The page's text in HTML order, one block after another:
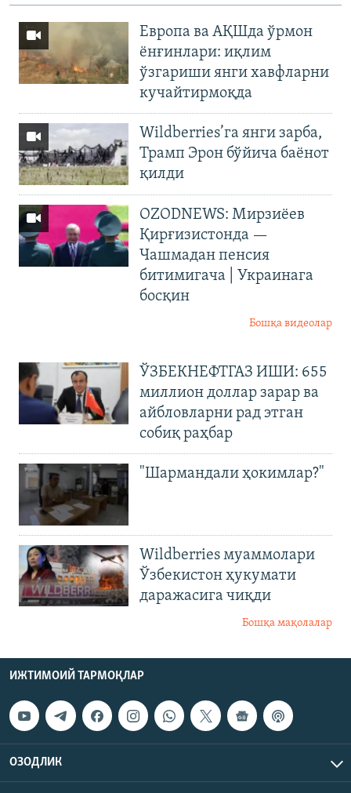
Европа ва АҚШда ўрмон
ёнғинлари: иқлим
ўзгариши янги хавфларни
кучайтирмоқда
Wildberries’га янги зарба,
Трамп Эрон бўйича баёнот
қилди
OZODNEWS: Мирзиёев
Қирғизистонда —
Чашмадан пенсия
битимигача | Украинага
босқин
Бошқа видеолар
ЎЗБЕКНЕФТГАЗ ИШИ: 655
миллион доллар зарар ва
айбловларни рад этган
собиқ раҳбар
"Шармандали ҳокимлар?"
Wildberries муаммолари
Ўзбекистон ҳукумати
даражасига чиқди
Бошқа мақолалар
ИЖТИМОИЙ ТАРМОҚЛАР
ОЗОДЛИК